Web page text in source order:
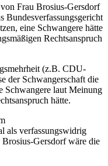
Frau Brosius-Gersdorf
Bundesverfassungsgericht
eine Schwangere hätte
Rechtsanspruch
(z.B. CDU-
der Schwangerschaft die
Schwangere laut Meinung
hätte.
als verfassungswidrig
Gersdorf wäre die